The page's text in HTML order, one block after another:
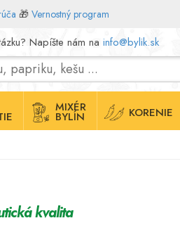
🎁 Vernostný program
Napíšte nám na info@bylik.sk
MIXÉR
BYLÍN KORENIE
kvalita